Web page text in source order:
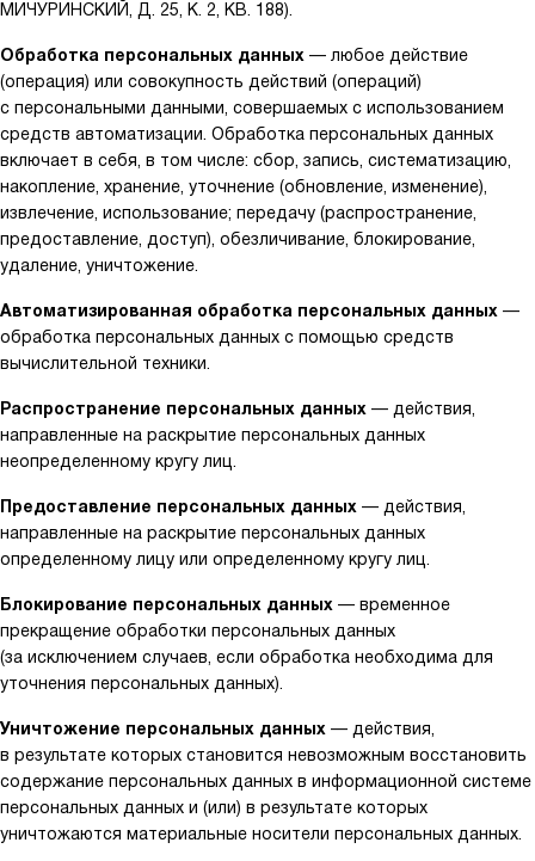
МИЧУРИНСКИЙ, Д. 25, К. 2, КВ. 188).
Обработка персональных данных — любое действие
(операция) или совокупность действий (операций)
с персональными данными, совершаемых с использованием
средств автоматизации. Обработка персональных данных
включает в себя, в том числе: сбор, запись, систематизацию,
накопление, хранение, уточнение (обновление, изменение),
извлечение, использование; передачу (распространение,
предоставление, доступ), обезличивание, блокирование,
удаление, уничтожение.
Автоматизированная обработка персональных данных —
обработка персональных данных с помощью средств
вычислительной техники.
Распространение персональных данных — действия,
направленные на раскрытие персональных данных
неопределенному кругу лиц.
Предоставление персональных данных — действия,
направленные на раскрытие персональных данных
определенному лицу или определенному кругу лиц.
Блокирование персональных данных — временное
прекращение обработки персональных данных
(за исключением случаев, если обработка необходима для
уточнения персональных данных).
Уничтожение персональных данных — действия,
в результате которых становится невозможным восстановить
содержание персональных данных в информационной системе
персональных данных и (или) в результате которых
уничтожаются материальные носители персональных данных.